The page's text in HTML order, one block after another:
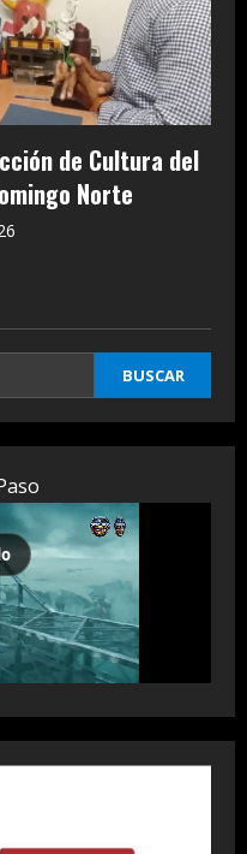
de Cultura del
Norte
BUSCAR